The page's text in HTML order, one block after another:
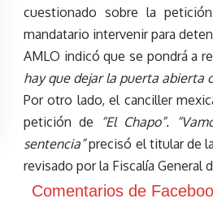
cuestionado sobre la
mandatario intervenir para
AMLO indicó que se pondrá a
hay que dejar la puerta abierta
Por otro lado, el canciller
petición de
“El Chapo”.
sentencia”precisó el titular de
revisado por la Fiscalía General
Comentarios de